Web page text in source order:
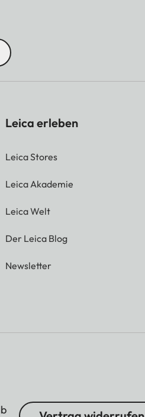
Leica erleben
Leica Stores
Leica Akademie
Leica Welt
Der Leica Blog
Newsletter